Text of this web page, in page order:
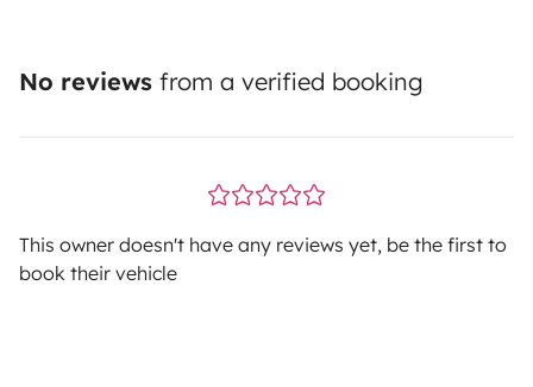
No reviews from a verified booking
This owner doesn't have any reviews yet, be the first to
book their vehicle